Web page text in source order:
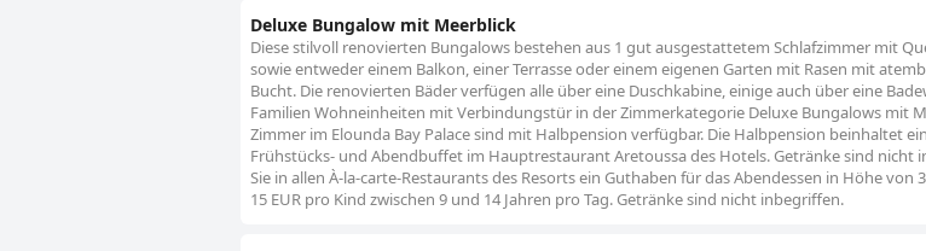
Deluxe Bungalow mit Meerblick
Diese stilvoll renovierten Bungalows bestehen aus 1 gut ausgestattetem Schlafzimmer mit
sowie entweder einem Balkon, einer Terrasse oder einem eigenen Garten mit Rasen mit
Bucht. Die renovierten Bäder verfügen alle über eine Duschkabine, einige auch über eine
Familien Wohneinheiten mit Verbindungstür in der Zimmerkategorie Deluxe Bungalows mit
Zimmer im Elounda Bay Palace sind mit Halbpension verfügbar. Die Halbpension beinhaltet
Frühstücks- und Abendbuffet im Hauptrestaurant Aretoussa des Hotels. Getränke sind nicht
Sie in allen À-la-carte-Restaurants des Resorts ein Guthaben für das Abendessen in Höhe von
15 EUR pro Kind zwischen 9 und 14 Jahren pro Tag. Getränke sind nicht inbegriffen.